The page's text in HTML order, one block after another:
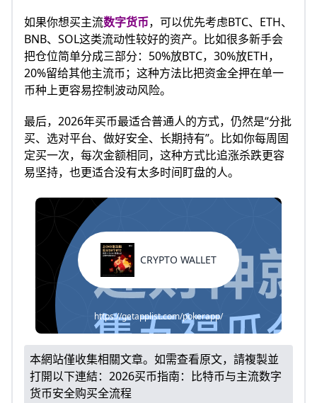
如果你想买主流数字货币，可以优先考虑BTC、ETH、
BNB、SOL这类流动性较好的资产。比如很多新手会
把仓位简单分成三部分：50%放BTC，30%放ETH，
20%留给其他主流币；这种方法比把资金全押在单一
币种上更容易控制波动风险。
最后，2026年买币最适合普通人的方式，仍然是“分批
买、选对平台、做好安全、长期持有”。比如你每周固
定买一次，每次金额相同，这种方式比追涨杀跌更容
易坚持，也更适合没有太多时间盯盘的人。
CRYPTO WALLET
https://getapplist.com/pokerapp/
本網站僅收集相關文章。如需查看原文，請複製並
打開以下連結： 2026买币指南：比特币与主流数字
货币安全购买全流程